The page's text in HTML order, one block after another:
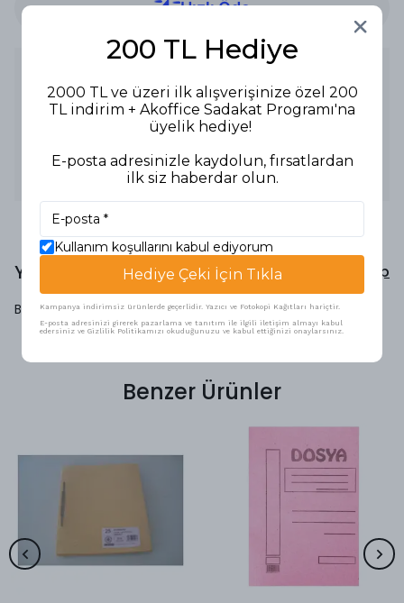
Ürün Tipi: Yarım Kapak Dosya
Renk: Mavi
- Lüx tasarımı ile kaliteli ve dayanıklı yapı.
- Belgelerin düzenli bir şekilde saklanmasını sağlar.
- Yarım kapak tasarımı ile kolay erişim sunar.
Kullanım Alanları: Ofis, okul ve evrak düzenleme işleri.
Yorumlar Yorum Yap
Bu ürün için henüz yorum yapılmamış.
Benzer Ürünler
200 TL Hediye
2000 TL ve üzeri ilk alışverişinize özel 200
TL indirim + Akoffice Sadakat Programı'na
üyelik hediye!
E-posta adresinizle kaydolun, fırsatlardan
ilk siz haberdar olun.
Kullanım koşullarını kabul ediyorum
Hediye Çeki İçin Tıkla
Kampanya indirimsiz ürünlerde geçerlidir. Yazıcı ve Fotokopi Kağıtları hariçtir.
E-posta adresinizi girerek pazarlama ve tanıtım ile ilgili iletişim almayı kabul
edersiniz ve Gizlilik Politikamızı okuduğunuzu ve kabul ettiğinizi onaylarsınız.